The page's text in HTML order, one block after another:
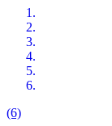
(6)